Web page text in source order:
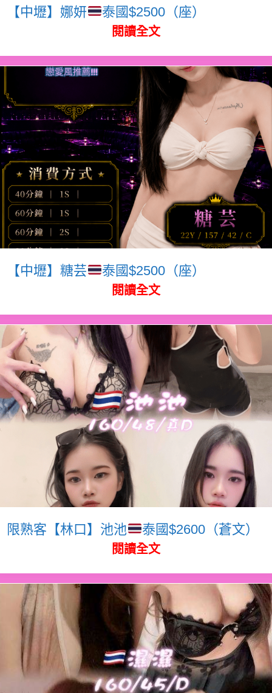
【中壢】娜妍 泰國$2500（座）
閱讀全文
【中壢】糖芸 泰國$2500（座）
閱讀全文
限熟客【林口】池池 泰國$2600（蒼文）
閱讀全文